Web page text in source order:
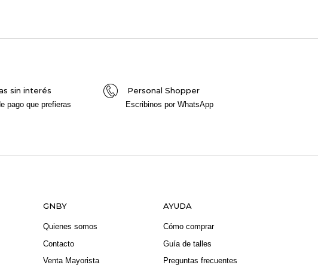
sin interés
pago que prefieras
Personal Shopper
Escribinos por WhatsApp
GNBY
Quienes somos
Contacto
Venta Mayorista
AYUDA
Cómo comprar
Guía de talles
Preguntas frecuentes